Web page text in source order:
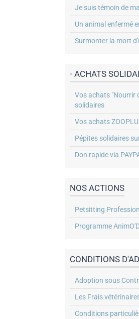
Je suis témoin de
Un animal enfermé
Surmonter la mort
- ACHATS
Vos achats "Nourrir
solidaires
Vos achats
Pépites solidaires
Don rapide via
NOS ACTIONS
Petsitting
Programme
CONDITIONS
Adoption sous
Les Frais
Conditions